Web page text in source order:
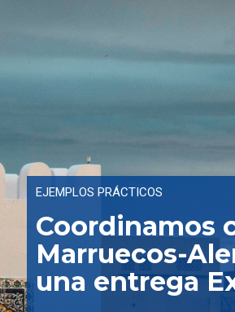
EJEMPLOS PRÁCTICOS
Coordinamos
Marruecos-
una entrega